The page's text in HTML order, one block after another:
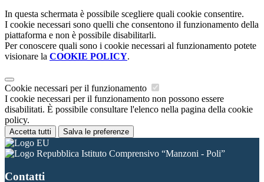
In questa schermata è possibile scegliere quali cookie consentire.
I cookie necessari sono quelli che consentono il funzionamento della
piattaforma e non è possibile disabilitarli.
Per conoscere quali sono i cookie necessari al funzionamento potete
visionare la COOKIE POLICY.
Cookie necessari per il funzionamento
I cookie necessari per il funzionamento non possono essere
disabilitati. È possibile consultare l'elenco nella pagina della cookie
policy.
Accetta tutti Salva le preferenze
Istituto Comprensivo “Manzoni - Poli”
Contatti